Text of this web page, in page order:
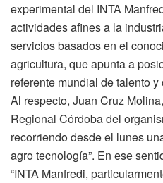
experimental del INTA
actividades afines a la
servicios basados en el
agricultura, que apunta a
referente mundial de talento
Al respecto, Juan Cruz
Regional Córdoba del
recorriendo desde el lunes
agro tecnología”. En ese
“INTA Manfredi,